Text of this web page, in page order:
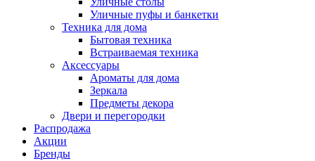
Уличные пуфы и банкетки
Техника для дома
Бытовая техника
Встраиваемая техника
Аксессуары
Ароматы для дома
Зеркала
Предметы декора
Двери и перегородки
Распродажа
Акции
Бренды